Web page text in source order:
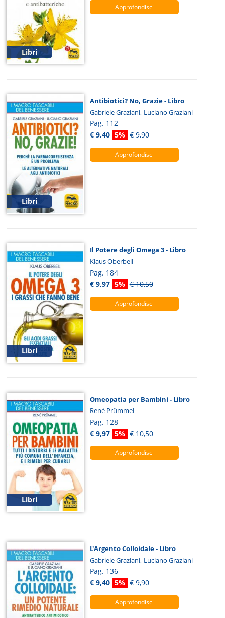
Libri
Approfondisci
Libri
Antibiotici? No, Grazie - Libro
Gabriele Graziani, Luciano Graziani
Pag. 112
€ 9,40 5% € 9,90
Approfondisci
Libri
Il Potere degli Omega 3 - Libro
Klaus Oberbeil
Pag. 184
€ 9,97 5% € 10,50
Approfondisci
Libri
Omeopatia per Bambini - Libro
René Prümmel
Pag. 128
€ 9,97 5% € 10,50
Approfondisci
L'Argento Colloidale - Libro
Gabriele Graziani, Luciano Graziani
Pag. 136
€ 9,40 5% € 9,90
Approfondisci